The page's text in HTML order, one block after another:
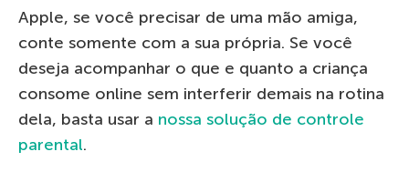
Apple, se você precisar de uma mão amiga,
conte somente com a sua própria. Se você
deseja acompanhar o que e quanto a criança
consome online sem interferir demais na rotina
dela, basta usar a nossa solução de controle
parental.